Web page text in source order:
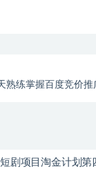
熟练掌握百度竞价
剧项目淘金计划第